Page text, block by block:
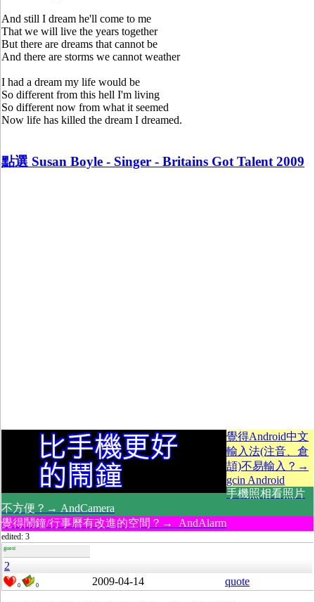
And still I dream he'll come to me
That we will live the years together
But there are dreams that cannot be
And there are storms we cannot weather
I had a dream my life would be
So different from this hell I'm living
So different now from what it seemed
Now life has killed the dream I dreamed.
點選 Susan Boyle - Singer - Britains Got Talent 2009
覺得Android中文
輸入法(注音、倉
頡)不易輸入？→
gcin Android
手機照相看照片
不方便？→ AndCamera
覺得鬧鐘/行事曆有改進的空間？→ AndAlarm
edited: 3
guest
2
0 0 2009-04-14 quote